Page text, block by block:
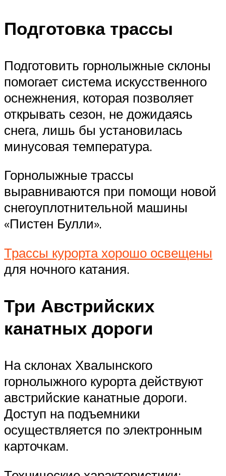
Подготовка трассы
Подготовить горнолыжные склоны
помогает система искусственного
оснежнения, которая позволяет
открывать сезон, не дожидаясь
снега, лишь бы установилась
минусовая температура.
Горнолыжные трассы
выравниваются при помощи новой
снегоуплотнительной машины
«Пистен Булли».
Трассы курорта хорошо освещены
для ночного катания.
Три Австрийских
канатных дороги
На склонах Хвалынского
горнолыжного курорта действуют
австрийские канатные дороги.
Доступ на подъемники
осуществляется по электронным
карточкам.